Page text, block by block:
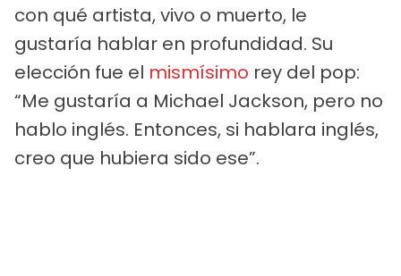
con qué artista, vivo o muerto, le
gustaría hablar en profundidad. Su
elección fue el mismísimo rey del pop:
“Me gustaría a Michael Jackson, pero no
hablo inglés. Entonces, si hablara inglés,
creo que hubiera sido ese”.